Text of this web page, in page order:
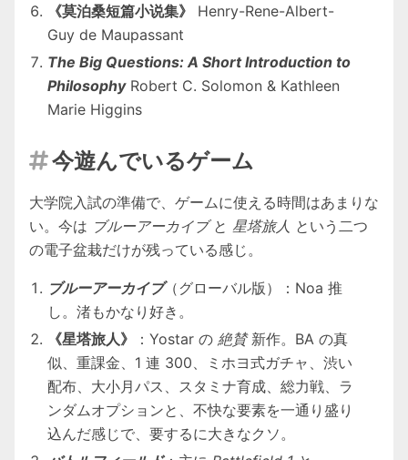
《莫泊桑短篇小说集》
Henry-Rene-Albert-
Guy de Maupassant
The Big Questions: A Short Introduction to
PhilosophyRobert C. Solomon & Kathleen
Marie Higgins
今遊んでいるゲーム
大学院入試の準備で、ゲームに使える時間はあまりな
い。今は ブルーアーカイブと 星塔旅人 という二つ
の電子盆栽だけが残っている感じ。
ブルーアーカイブ（グローバル版）：Noa 推
し。渚もかなり好き。
《星塔旅人》
：Yostar の 絶賛新作。BA の真
似、重課金、1 連 300、ミホヨ式ガチャ、渋い
配布、大小月パス、スタミナ育成、総力戦、ラ
ンダムオプションと、不快な要素を一通り盛り
込んだ感じで、要するに大きなクソ。